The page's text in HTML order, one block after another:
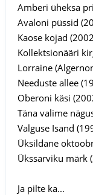
Amberi üheksa
Avaloni püssid
Kaose kojad
Kollektsionääri
Lorraine
Needuste allee
Oberoni käsi
Täna valime
Valguse Isand
Üksildane
Ükssarviku märk
Ja pilte ka...